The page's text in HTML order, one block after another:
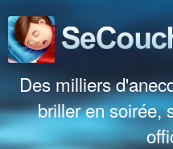
Des milliers
briller en soirée,